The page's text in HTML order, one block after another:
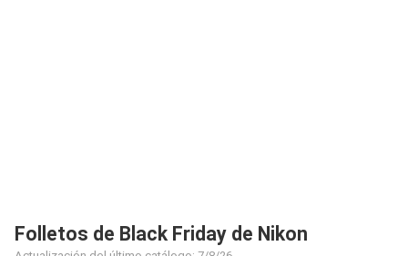
Folletos de Black Friday de Nikon